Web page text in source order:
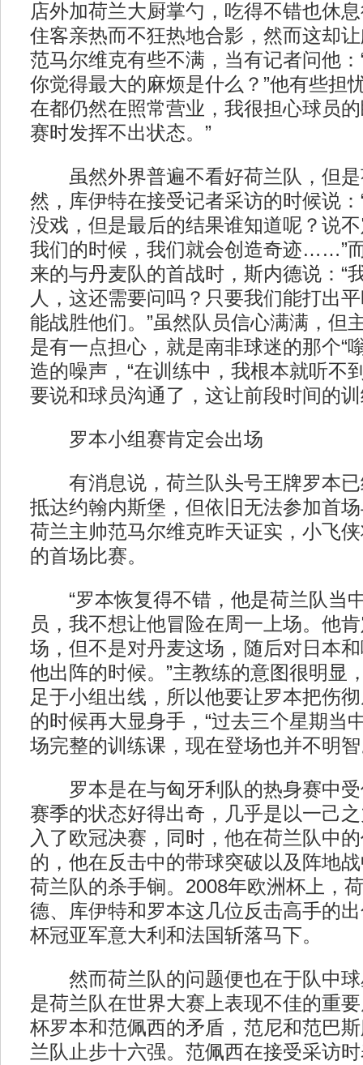
店外加荷兰大厨掌勺，吃得不错也休
住客亲热而不狂热地合影，然而这却
范马尔维克有些不满，当有记者问他
你觉得最大的麻烦是什么？”他有些担
在都仍然在照常营业，我很担心球员
赛时发挥不出状态。”
虽然外界普遍不看好荷兰队，但是
然，库伊特在接受记者采访的时候说
没戏，但是最后的结果谁知道呢？说
我们的时候，我们就会创造奇迹……”
来的与丹麦队的首战时，斯内德说：“
人，这还需要问吗？只要我们能打出
能战胜他们。”虽然队员信心满满，但
是有一点担心，就是南非球迷的那个“
造的噪声，“在训练中，我根本就听不
要说和球员沟通了，这让前段时间的
罗本小组赛肯定会出场
有消息说，荷兰队头号王牌罗本已
抵达约翰内斯堡，但依旧无法参加首
荷兰主帅范马尔维克昨天证实，小飞
的首场比赛。
“罗本恢复得不错，他是荷兰队当
员，我不想让他冒险在周一上场。他
场，但不是对丹麦这场，随后对日本
他出阵的时候。”主教练的意图很明显
足于小组出线，所以他要让罗本把伤
的时候再大显身手，“过去三个星期当
场完整的训练课，现在登场也并不明智
罗本是在与匈牙利队的热身赛中受
赛季的状态好得出奇，几乎是以一己
入了欧冠决赛，同时，他在荷兰队中
的，他在反击中的带球突破以及阵地
荷兰队的杀手锏。2008年欧洲杯上，
德、库伊特和罗本这几位反击高手的
杯冠亚军意大利和法国斩落马下。
然而荷兰队的问题便也在于队中球
是荷兰队在世界大赛上表现不佳的重
杯罗本和范佩西的矛盾，范尼和范巴
兰队止步十六强。范佩西在接受采访